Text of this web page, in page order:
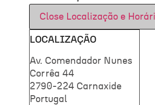
Close Localização e
LOCALIZAÇÃO
Av. Comendador Nunes
Corrêa 44
2790-224 Carnaxide
Portugal